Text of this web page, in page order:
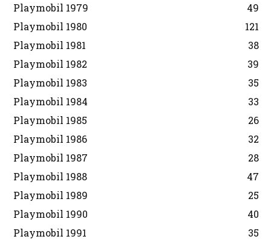
Playmobil 1979
49
Playmobil 1980
121
Playmobil 1981
38
Playmobil 1982
39
Playmobil 1983
35
Playmobil 1984
33
Playmobil 1985
26
Playmobil 1986
32
Playmobil 1987
28
Playmobil 1988
47
Playmobil 1989
25
Playmobil 1990
40
Playmobil 1991
35